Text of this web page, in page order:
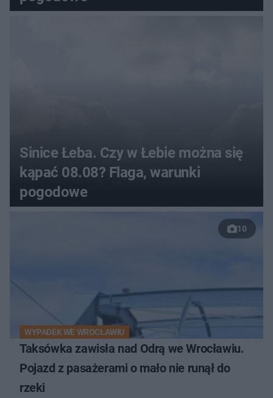
Sinice Łeba. Czy w Łebie można się
kąpać 08.08? Flaga, warunki
pogodowe
10
WYPADEK WE WROCŁAWIU
Taksówka zawisła nad Odrą we Wrocławiu.
Pojazd z pasażerami o mało nie runął do
rzeki